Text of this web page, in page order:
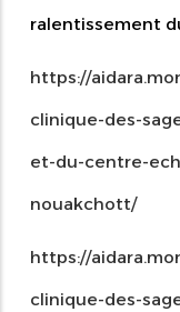
ralentissement
https://
clinique-des-
et-du-centre-
nouakchott/
https://
clinique-des-